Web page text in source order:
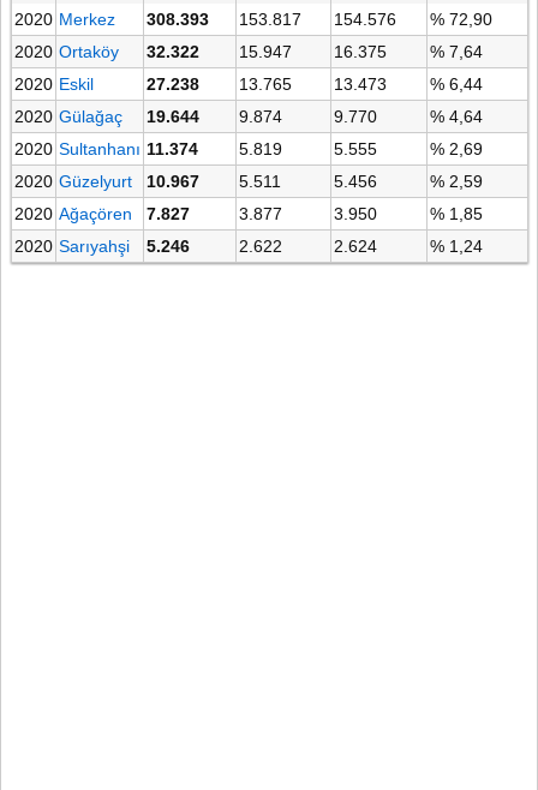
2020 Merkez 308.393 153.817 154.576
% 72,90
2020 Ortaköy 32.322 15.947 16.375
% 7,64
2020 Eskil 27.238 13.765 13.473
% 6,44
2020 Gülağaç 19.644 9.874 9.770
% 4,64
2020 Sultanhanı 11.374 5.819 5.555
% 2,69
2020 Güzelyurt 10.967 5.511 5.456
% 2,59
2020 Ağaçören 7.827 3.877 3.950
% 1,85
2020 Sarıyahşi 5.246 2.622 2.624 % 1,24